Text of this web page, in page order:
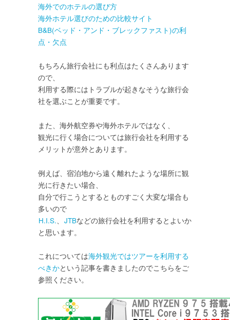
海外でのホテルの選び方
海外ホテル選びのための比較サイト
B&B(ベッド・アンド・ブレックファスト)の利
点・欠点
もちろん旅行会社にも利点はたくさんあります
ので、
利用する際にはトラブルが起きなそうな旅行会
社を選ぶことが重要です。
また、海外航空券や海外ホテルではなく、
観光に行く場合については旅行会社を利用する
メリットが意外とあります。
例えば、宿泊地から遠く離れたような場所に観
光に行きたい場合、
自分で行こうとするとものすごく大変な場合も
多いので
H.I.S.
JTBなどの旅行会社を利用するとよいか
と思います。
これについては海外観光ではツアーを利用する
べきかという記事を書きましたのでこちらをご
参照ください。